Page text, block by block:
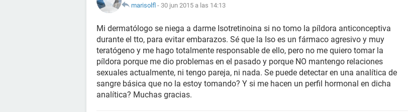
marisolfl - 30 jun 2015 a las 14:13
Mi dermatólogo se niega a darme Isotretinoina si no tomo la píldora anticonceptiva
durante el tto, para evitar embarazos. Sé que la Iso es un fármaco agresivo y muy
teratógeno y me hago totalmente responsable de ello, pero no me quiero tomar la
píldora porque me dio problemas en el pasado y porque NO mantengo relaciones
sexuales actualmente, ni tengo pareja, ni nada. Se puede detectar en una analítica de
sangre básica que no la estoy tomando? Y si me hacen un perfil hormonal en dicha
analítica? Muchas gracias.